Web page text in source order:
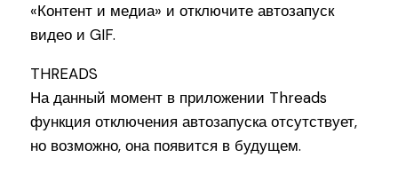
«Контент и медиа» и отключите автозапуск
видео и GIF.
THREADS
На данный момент в приложении Threads
функция отключения автозапуска отсутствует,
но возможно, она появится в будущем.